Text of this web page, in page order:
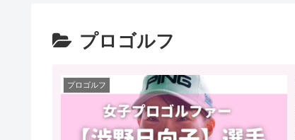
プロゴルフ
プロゴルフ